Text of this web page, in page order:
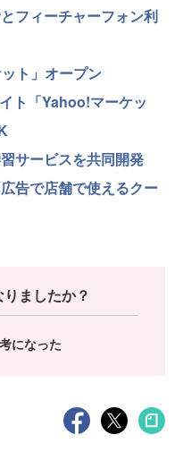
フィーチャーフォン利
ト」オープン
ト「Yahoo!マーケッ
サービスを共同開発
告で店舗で使えるクー
ましたか？
になった